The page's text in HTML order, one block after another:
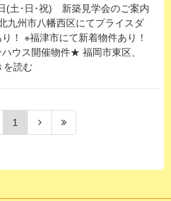
(土･日･祝) 新築見学会のご案内
九州市八幡西区にてプライスダ
！ ※福津市にて新着物件あり！
ウス開催物件★ 福岡市東区、
を読む
1